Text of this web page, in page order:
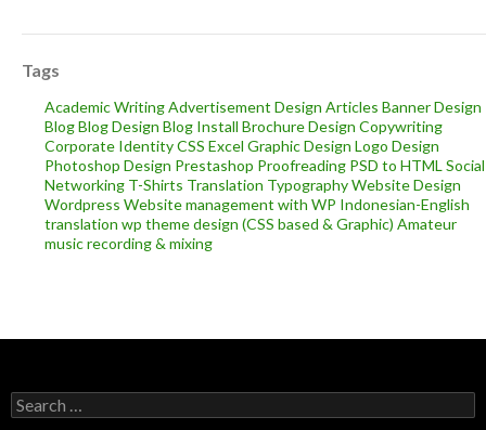
Tags
Academic WritingAdvertisement Design Articles Banner Design
BlogBlog Design Blog Install Brochure Design Copywriting
Corporate IdentityCSS Excel Graphic Design Logo Design
Photoshop Design Prestashop Proofreading PSD to HTML Social
Networking T-Shirts Translation TypographyWebsite Design
Wordpress Website management with WP Indonesian-English
translation wp theme design (CSS based & Graphic) Amateur
music recording & mixing
Search
for: